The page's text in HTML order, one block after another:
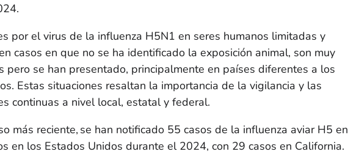
por el virus de la influenza H5N1 en seres humanos limitadas y
casos en que no se ha identificado la exposición animal, son muy
pero se han presentado, principalmente en países diferentes a los
Estas situaciones resaltan la importancia de la vigilancia y las
continuas a nivel local, estatal y federal.
más reciente, se han notificado 55 casos de la influenza aviar H5 en
en los Estados Unidos durante el 2024, con 29 casos en California.